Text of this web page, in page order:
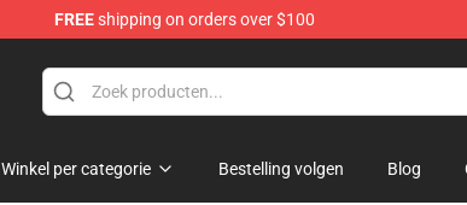
FREEshipping on orders over $100
Winkel per categorie Bestelling volgen Blog